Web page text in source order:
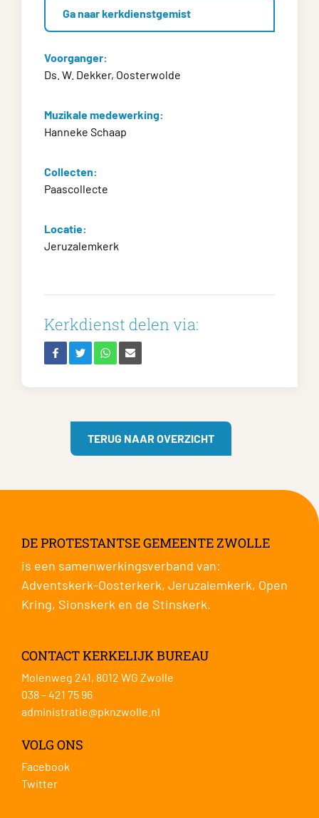
Ga naar kerkdienstgemist
Voorganger:
Ds. W. Dekker, Oosterwolde
Muzikale medewerking:
Hanneke Schaap
Collecten:
Paascollecte
Locatie:
Jeruzalemkerk
Kerkdienst delen via:
TERUG NAAR OVERZICHT
DE PROTESTANTSE GEMEENTE ZWOLLE
is een samenwerkingsverband van:
Adventskerk-Oosterkerk, Jeruzalemkerk, Open
Kring, Sionskerk en de Stinskerk.
CONTACT KERKELIJK BUREAU
Molenweg 241, 8012 WG Zwolle
038 – 421 75 96
administratie@pknzwolle.nl
VOLG ONS
Facebook
Twitter